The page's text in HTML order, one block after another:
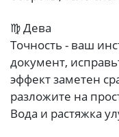
♍ Дева
Точность - ваш
документ,
эффект заметен
разложите на
Вода и растяжка